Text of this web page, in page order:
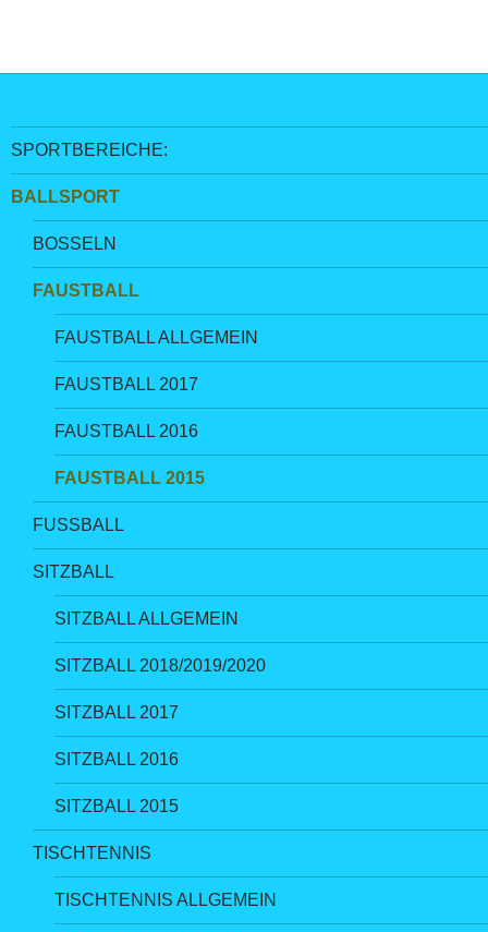
SPORTBEREICHE:
BALLSPORT
BOSSELN
FAUSTBALL
FAUSTBALL ALLGEMEIN
FAUSTBALL 2017
FAUSTBALL 2016
FAUSTBALL 2015
FUSSBALL
SITZBALL
SITZBALL ALLGEMEIN
SITZBALL 2018/2019/2020
SITZBALL 2017
SITZBALL 2016
SITZBALL 2015
TISCHTENNIS
TISCHTENNIS ALLGEMEIN